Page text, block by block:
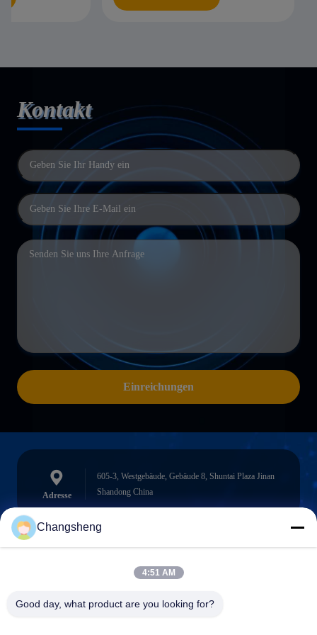
Kontakt
Einreichungen
Adresse
605-3, Westgebäude, Gebäude 8, Shuntai Plaza Jinan
Shandong China
roger@decorationsculpture.com
Changsheng
4:51 AM
Good day, what product are you looking for?